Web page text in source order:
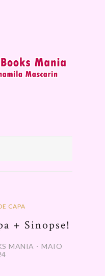
CAPA
+ Sinopse!
MANIA - MAIO